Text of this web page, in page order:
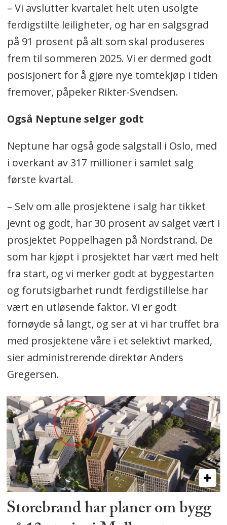
– Vi avslutter kvartalet helt uten usolgte
ferdigstilte leiligheter, og har en salgsgrad
på 91 prosent på alt som skal produseres
frem til sommeren 2025. Vi er dermed godt
posisjonert for å gjøre nye tomtekjøp i tiden
fremover, påpeker Rikter-Svendsen.
Også Neptune selger godt
Neptune har også gode salgstall i Oslo, med
i overkant av 317 millioner i samlet salg
første kvartal.
– Selv om alle prosjektene i salg har tikket
jevnt og godt, har 30 prosent av salget vært i
prosjektet Poppelhagen på Nordstrand. De
som har kjøpt i prosjektet har vært med helt
fra start, og vi merker godt at byggestarten
og forutsigbarhet rundt ferdigstillelse har
vært en utløsende faktor. Vi er godt
fornøyde så langt, og ser at vi har truffet bra
med prosjektene våre i et selektivt marked,
sier administrerende direktør Anders
Gregersen.
Storebrand har planer om bygg